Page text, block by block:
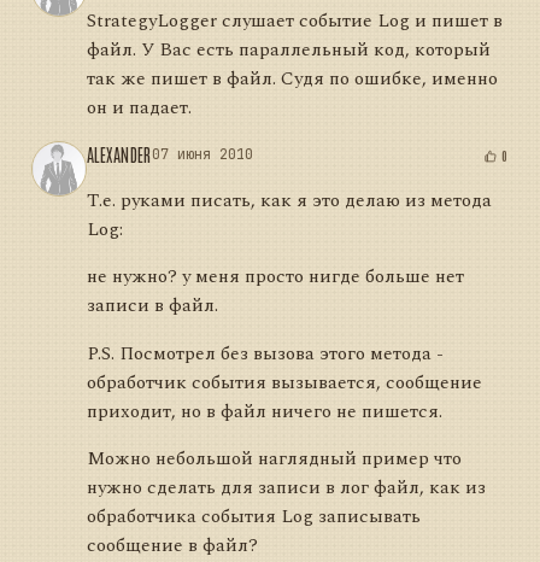
StrategyLogger слушает событие Log и пишет в
файл. У Вас есть параллельный код, который
так же пишет в файл. Судя по ошибке, именно
он и падает.
ALEXANDER07 июня 2010 0
Т.е. руками писать, как я это делаю из метода
Log:
не нужно? у меня просто нигде больше нет
записи в файл.
P.S. Посмотрел без вызова этого метода -
обработчик события вызывается, сообщение
приходит, но в файл ничего не пишется.
Можно небольшой наглядный пример что
нужно сделать для записи в лог файл, как из
обработчика события Log записывать
сообщение в файл?